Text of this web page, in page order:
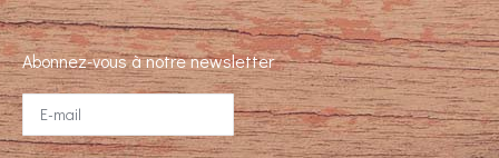
Abonnez-vous à notre newsletter